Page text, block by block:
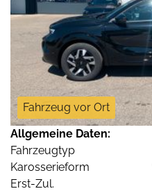
Fahrzeug vor Ort
Allgemeine Daten:
Fahrzeugtyp
Karosserieform
Erst-Zul.